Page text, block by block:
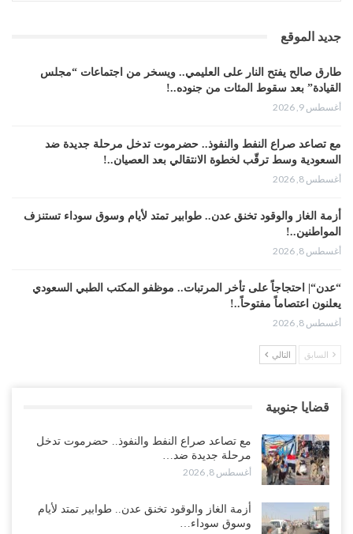
جديد الموقع
طارق صالح يفتح النار على العليمي.. ويسخر من اجتماعات “مجلس
القيادة” بعد سقوط المئات من جنوده..!
أغسطس 9, 2026
مع تصاعد صراع النفط والنفوذ.. حضرموت تدخل مرحلة جديدة ضد
السعودية وسط ترقّب لخطوة الانتقالي بعد العصيان..!
أغسطس 8, 2026
أزمة الغاز والوقود تخنق عدن.. طوابير تمتد لأيام وسوق سوداء تستنزف
المواطنين..!
أغسطس 8, 2026
“عدن“| احتجاجاً على تأخر المرتبات.. موظفو المكتب الطبي السعودي
يعلنون اعتصاماً مفتوحاً..!
أغسطس 8, 2026
عطوان: هل جاء تأسيس “الناتو” الثلاثي السعودي التركي الباكستاني
شامل..!
أغسطس 8, 2026
السعودية تحاول احتواء بن بريك بعد تهديده بالمواجهة.. هل بدأت معركة
إسكات الصوت الحضرمي..!
السابق التالي
قضايا جنوبية
مع تصاعد صراع النفط والنفوذ.. حضرموت تدخل
مرحلة جديدة ضد…
أغسطس 8, 2026
أزمة الغاز والوقود تخنق عدن.. طوابير تمتد لأيام
وسوق سوداء…